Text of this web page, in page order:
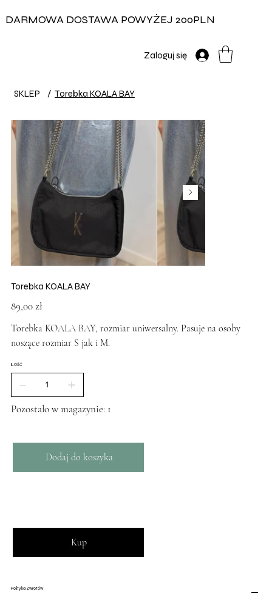
DARMOWA DOSTAWA POWYŻEJ 200PLN
Zaloguj się
SKLEP / Torebka KOALA BAY
Torebka KOALA BAY
Cena
89,00 zł
Torebka KOALA BAY, rozmiar uniwersalny. Pasuje na osoby
noszące rozmiar S jak i M.
ILOŚĆ
Pozostało w magazynie: 1
Dodaj do koszyka
Kup
Polityka Zwrotów